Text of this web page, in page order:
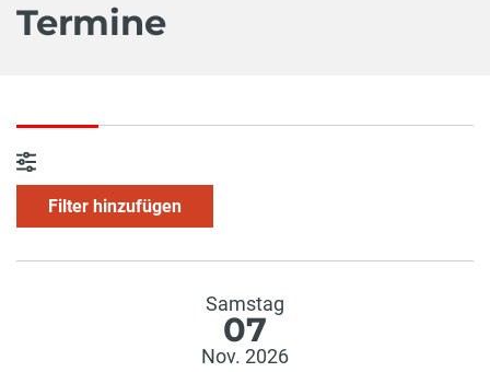
Termine
Filter hinzufügen
Samstag
07
Nov. 2026